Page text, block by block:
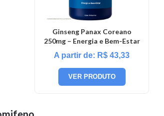
Ginseng Panax Coreano
250mg – Energia e Bem-Estar
A partir de: R$ 43,33
VER PRODUTO